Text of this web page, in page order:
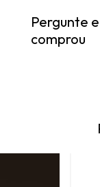
Pergunte
comprou